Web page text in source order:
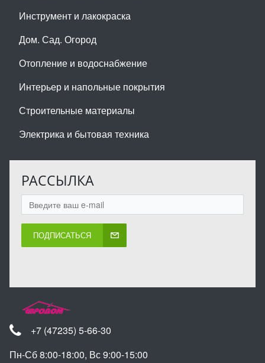
Инструмент и лакокраска
Дом. Сад. Огород
Отопление и водоснабжение
Интерьер и напольные покрытия
Строительные материалы
Электрика и бытовая техника
РАССЫЛКА
ПОДПИСАТЬСЯ
+7 (47235) 5-66-30
Пн-Сб 8:00-18:00, Вс 9:00-15:00